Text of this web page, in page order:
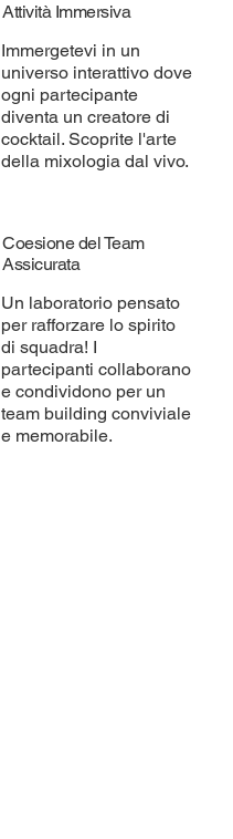
Attività Immersiva
Immergetevi in un
universo interattivo dove
ogni partecipante
diventa un creatore di
cocktail. Scoprite l'arte
della mixologia dal vivo.
Coesione del Team
Assicurata
Un laboratorio pensato
per rafforzare lo spirito
di squadra! I
partecipanti collaborano
e condividono per un
team building conviviale
e memorabile.